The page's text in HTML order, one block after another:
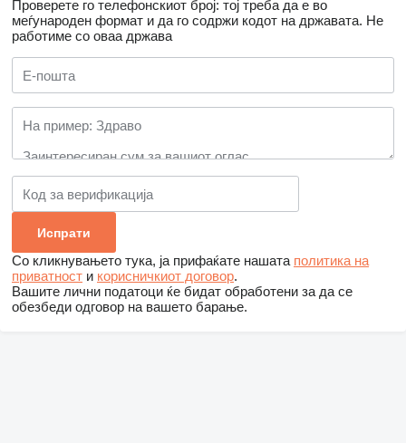
Проверете го телефонскиот број: тој треба да е во
меѓународен формат и да го содржи кодот на државата. Не
работиме со оваа држава
Со кликнувањето тука, ја прифаќате нашата политика на
приватност и корисничкиот договор.
Вашите лични податоци ќе бидат обработени за да се
обезбеди одговор на вашето барање.